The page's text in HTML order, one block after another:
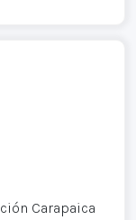
Carapaica